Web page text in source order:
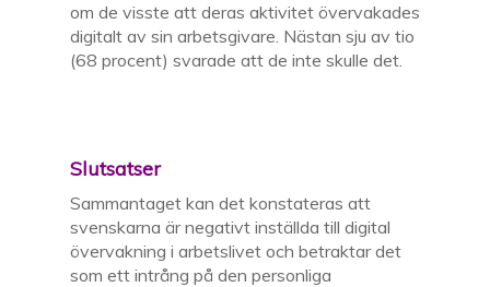
om de visste att deras aktivitet övervakades
digitalt av sin arbetsgivare. Nästan sju av tio
(68 procent) svarade att de inte skulle det.
Slutsatser
Sammantaget kan det konstateras att
svenskarna är negativt inställda till digital
övervakning i arbetslivet och betraktar det
som ett intrång på den personliga